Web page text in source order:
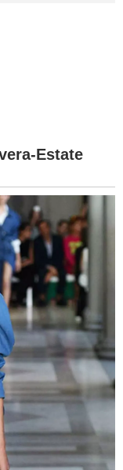
Estate